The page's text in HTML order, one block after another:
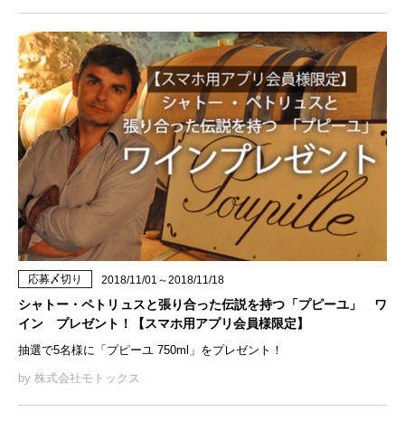
応募〆切り 2018/11/01～2018/11/18
シャトー・ペトリュスと張り合った伝説を持つ「プピーユ」 ワ
イン プレゼント！【スマホ用アプリ会員様限定】
抽選で5名様に「プピーユ 750ml」をプレゼント！
by 株式会社モトックス